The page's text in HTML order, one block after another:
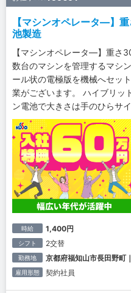
【マシンオペレータ―】
池製造
【マシンオペレータ―】重さ
数台のマシンを管理するマシ
ール状の電極版を機械へセッ
業がございます。 ハイブリッ
ン電池で大きさは手のひらサイ
時給 1,400円
シフト 2交替
勤務地 京都府福知山市長田野
雇用形態 契約社員